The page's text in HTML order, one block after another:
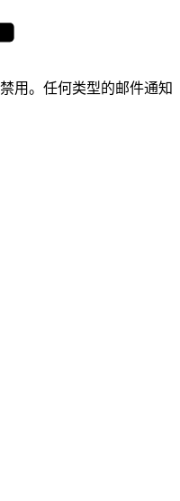
用。任何类型的邮件通知